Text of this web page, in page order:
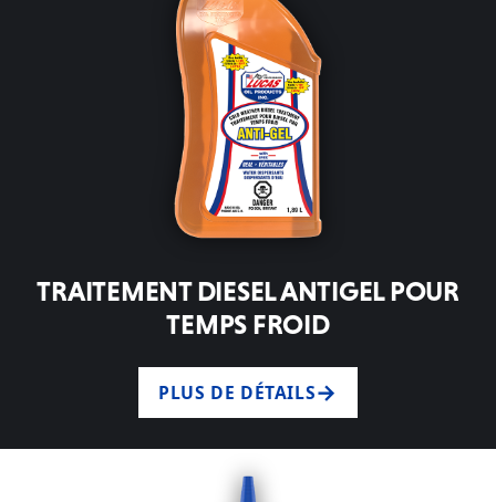
TRAITEMENT DIESEL ANTIGEL POUR
TEMPS FROID
PLUS DE DÉTAILS